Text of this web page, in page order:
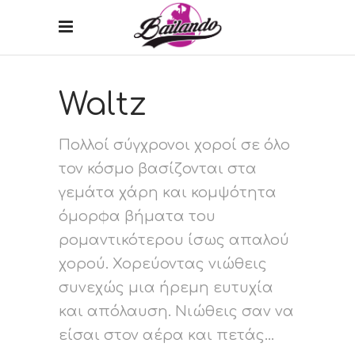
Waltz
Πολλοί σύγχρονοι χοροί σε όλο
τον κόσμο βασίζονται στα
γεμάτα χάρη και κομψότητα
όμορφα βήματα του
ρομαντικότερου ίσως απαλού
χορού. Χορεύοντας νιώθεις
συνεχώς μια ήρεμη ευτυχία
και απόλαυση. Νιώθεις σαν να
είσαι στον αέρα και πετάς...